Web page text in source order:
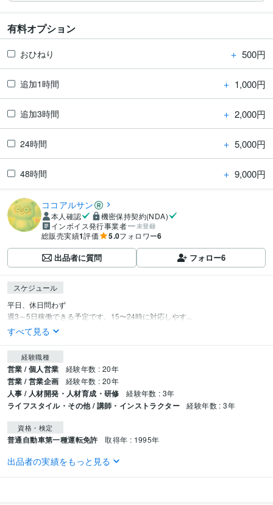
有料オプション
おひねり ＋ 500円
追加1時間 ＋ 1,000円
追加3時間 ＋ 2,000円
24時間 ＋ 5,000円
48時間 ＋ 9,000円
ココアルサン
本人確認
機密保持契約(NDA)
インボイス発行事業者
未登録
総販売実績1評価 5.0フォロワー6
出品者に質問 フォロー6
スケジュール
平日、休日問わず
週3～5日稼働できる予定です。15〜24時に対応しやす...
すべて見る
経験職種
営業 / 個人営業 経験年数 : 20年
営業 / 営業企画 経験年数 : 20年
人事 / 人材開発・人材育成・研修 経験年数 : 3年
ライフスタイル・その他 / 講師・インストラクター 経験年数 : 3年
資格・検定
普通自動車第一種運転免許 取得年 : 1995年
ビジネス・クリエイティブツール
出品者の実績をもっと見る